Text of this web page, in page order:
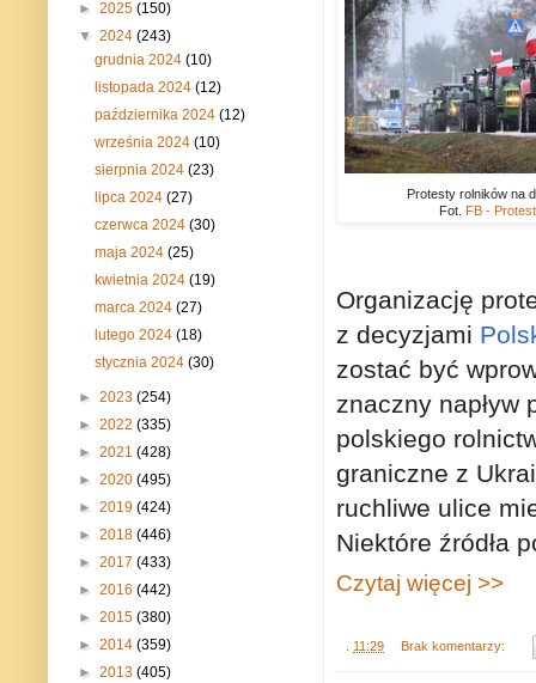
Protesty rolników na
Fot. FB -
Organizację
z decyzjami
zostać być
znaczny
polskiego
graniczne z
ruchliwe ulice
Niektóre źródła
Czytaj więcej >>
11:29 Brak komentarzy:
► 2025 (150)
▼ 2024 (243)
grudnia 2024(10)
listopada 2024(12)
października 2024(12)
września 2024(10)
sierpnia 2024(23)
lipca 2024(27)
czerwca 2024(30)
maja 2024(25)
kwietnia 2024(19)
marca 2024(27)
lutego 2024(18)
stycznia 2024(30)
► 2023 (254)
► 2022 (335)
► 2021 (428)
► 2020 (495)
► 2019 (424)
► 2018 (446)
► 2017 (433)
► 2016 (442)
► 2015 (380)
► 2014 (359)
► 2013 (405)